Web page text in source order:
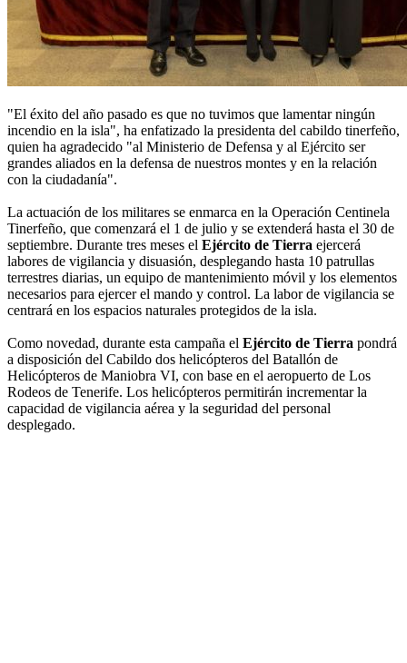
"El éxito del año pasado es que no tuvimos que lamentar ningún
incendio en la isla", ha enfatizado la presidenta del cabildo tinerfeño,
quien ha agradecido "al Ministerio de Defensa y al Ejército ser
grandes aliados en la defensa de nuestros montes y en la relación
con la ciudadanía".
La actuación de los militares se enmarca en la Operación Centinela
Tinerfeño, que comenzará el 1 de julio y se extenderá hasta el 30 de
septiembre. Durante tres meses el Ejército de Tierra ejercerá
labores de vigilancia y disuasión, desplegando hasta 10 patrullas
terrestres diarias, un equipo de mantenimiento móvil y los elementos
necesarios para ejercer el mando y control. La labor de vigilancia se
centrará en los espacios naturales protegidos de la isla.
Como novedad, durante esta campaña el Ejército de Tierra pondrá
a disposición del Cabildo dos helicópteros del Batallón de
Helicópteros de Maniobra VI, con base en el aeropuerto de Los
Rodeos de Tenerife. Los helicópteros permitirán incrementar la
capacidad de vigilancia aérea y la seguridad del personal
desplegado.